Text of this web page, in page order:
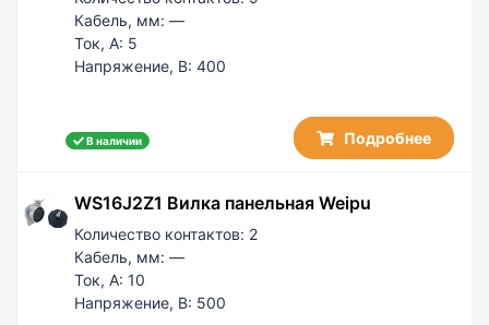
60 / 50
100
100 / 50
Кабель, мм: —
Ток, А: 5
Напряжение, В: 400
В наличии Подробнее
WS16J2Z1 Вилка панельная Weipu
Количество контактов: 2
Кабель, мм: —
Ток, А: 10
Напряжение, В: 500